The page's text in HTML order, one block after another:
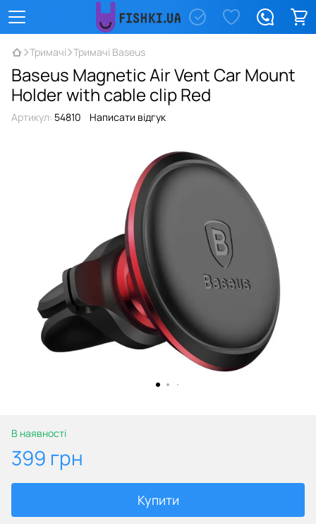
Тримачі Тримачі Baseus
Baseus Magnetic Air Vent Car Mount
Holder with cable clip Red
Артикул: 54810 Написати відгук
В наявності
399 грн
Купити